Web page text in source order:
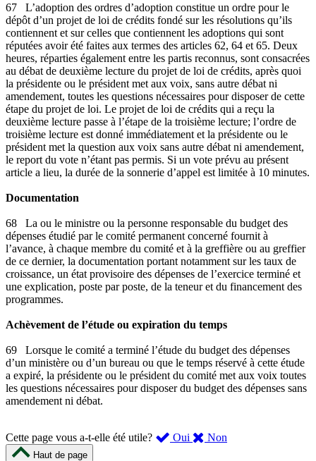
67 L’adoption des ordres d’adoption constitue un ordre pour le
dépôt d’un projet de loi de crédits fondé sur les résolutions qu’ils
contiennent et sur celles que contiennent les adoptions qui sont
réputées avoir été faites aux termes des articles 62, 64 et 65. Deux
heures, réparties également entre les partis reconnus, sont consacrées
au débat de deuxième lecture du projet de loi de crédits, après quoi
la présidente ou le président met aux voix, sans autre débat ni
amendement, toutes les questions nécessaires pour disposer de cette
étape du projet de loi. Le projet de loi de crédits qui a reçu la
deuxième lecture passe à l’étape de la troisième lecture; l’ordre de
troisième lecture est donné immédiatement et la présidente ou le
président met la question aux voix sans autre débat ni amendement,
le report du vote n’étant pas permis. Si un vote prévu au présent
article a lieu, la durée de la sonnerie d’appel est limitée à 10 minutes.
Documentation
68 La ou le ministre ou la personne responsable du budget des
dépenses étudié par le comité permanent concerné fournit à
l’avance, à chaque membre du comité et à la greffière ou au greffier
de ce dernier, la documentation portant notamment sur les taux de
croissance, un état provisoire des dépenses de l’exercice terminé et
une explication, poste par poste, de la teneur et du financement des
programmes.
Achèvement de l’étude ou expiration du temps
69 Lorsque le comité a terminé l’étude du budget des dépenses
d’un ministère ou d’un bureau ou que le temps réservé à cette étude
a expiré, la présidente ou le président du comité met aux voix toutes
les questions nécessaires pour disposer du budget des dépenses sans
amendement ni débat.
Cette page vous a-t-elle été utile? Oui ,
Non
Haut de page